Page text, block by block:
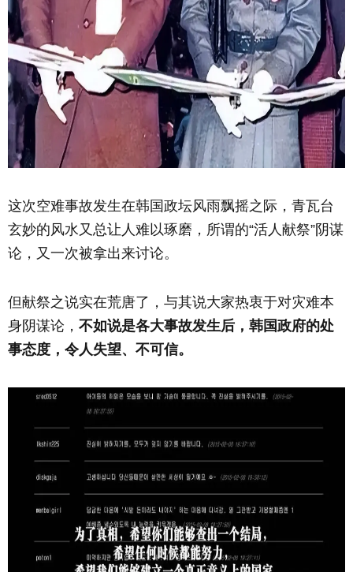
这次空难事故发生在韩国政坛风雨飘摇之际，青瓦台
玄妙的风水又总让人难以琢磨，所谓的“活人献祭”阴谋
论，又一次被拿出来讨论。
但献祭之说实在荒唐了，与其说大家热衷于对灾难本
身阴谋论， 不如说是各大事故发生后，韩国政府的处
事态度，令人失望、不可信。